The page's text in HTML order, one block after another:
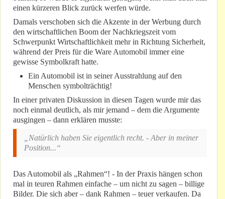
einen kürzeren Blick zurück werfen würde.
Damals verschoben sich die Akzente in der Werbung durch
den wirtschaftlichen Boom der Nachkriegszeit vom
Schwerpunkt Wirtschaftlichkeit mehr in Richtung Sicherheit,
während der Preis für die Ware Automobil immer eine
gewisse Symbolkraft hatte.
Ein Automobil ist in seiner Ausstrahlung auf den
Menschen symbolträchtig!
In einer privaten Diskussion in diesen Tagen wurde mir das
noch einmal deutlich, als mir jemand – dem die Argumente
ausgingen – dann erklären musste:
„Natürlich haben Sie eigentlich recht. - Aber in meiner
Position...“
Das Automobil als „Rahmen“! - In der Praxis hängen schon
mal in teuren Rahmen einfache – um nicht zu sagen – billige
Bilder. Die sich aber – dank Rahmen – teuer verkaufen. Da